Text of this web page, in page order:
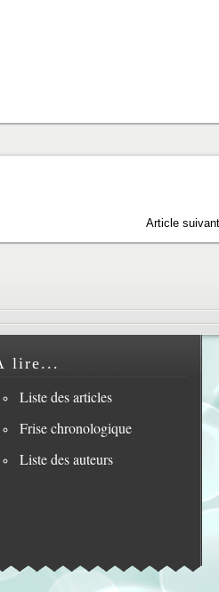
Article
lire...
Liste des articles
Frise chronologique
Liste des auteurs